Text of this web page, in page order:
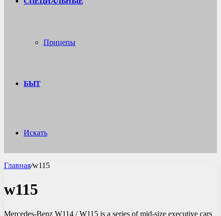
Прицепы
БЫТ
Искать
Главная/w115
w115
Mercedes-Benz W114 / W115 is a series of mid-size executive cars